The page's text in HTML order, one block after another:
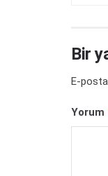
Bir
E-
Yorum